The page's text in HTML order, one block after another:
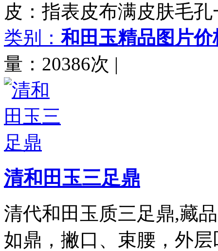
皮：指表皮布满皮肤毛孔
类别：和田玉精品图片价
量：20386次 |
清和田玉三足鼎
清代和田玉质三足鼎,藏
如鼎，撇口、束腰，外